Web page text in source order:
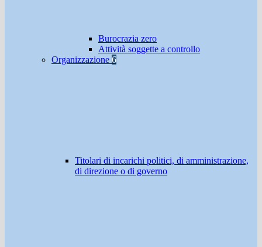
Burocrazia zero
Attività soggette a controllo
Organizzazione 6
Titolari di incarichi politici, di amministrazione,
di direzione o di governo